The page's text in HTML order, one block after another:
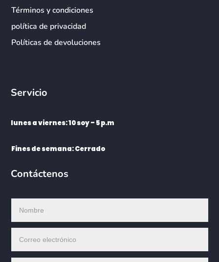
Términos y condiciones
política de privacidad
Políticas de devoluciones
Servicio
lunes a viernes: 10 soy – 5 p.m
Fines de semana: Cerrado
Contáctenos